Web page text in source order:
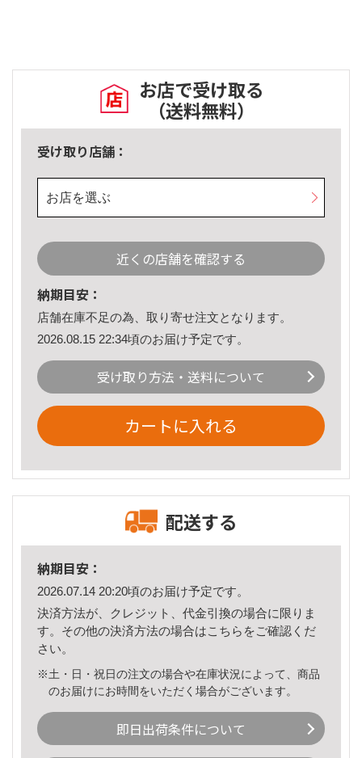
お店で受け取る
（送料無料）
受け取り店舗：
お店を選ぶ
近くの店舗を確認する
納期目安：
店舗在庫不足の為、取り寄せ注文となります。
2026.08.15 22:34頃のお届け予定です。
受け取り方法・送料について
カートに入れる
配送する
納期目安：
2026.07.14 20:20頃のお届け予定です。
決済方法が、クレジット、代金引換の場合に限りま
す。その他の決済方法の場合はこちら をご確認くだ
さい。
※土・日・祝日の注文の場合や在庫状況によって、商品
のお届けにお時間をいただく場合がございます。
即日出荷条件について